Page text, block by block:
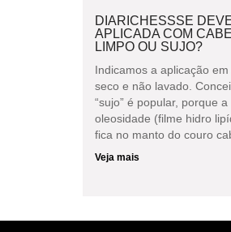
DIARICHESSSE
APLICADA COM
LIMPO OU SUJO?
Indicamos a aplicação
seco e não lavado.
“sujo” é popular, porque a
oleosidade (filme hidro
fica no manto do couro
Veja mais